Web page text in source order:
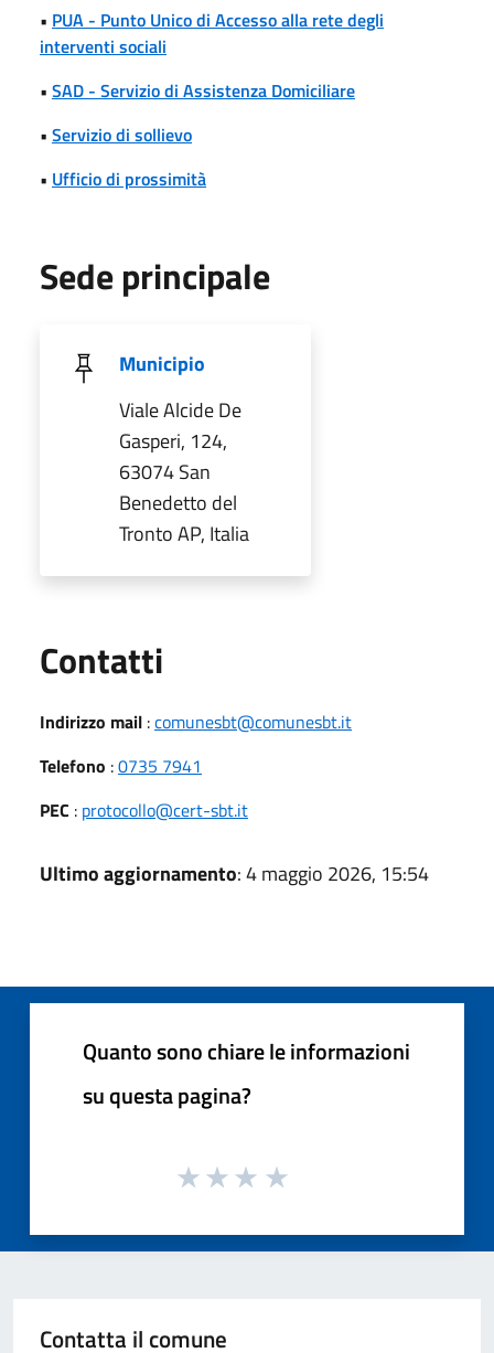
• PUA - Punto Unico di Accesso alla rete degli
interventi sociali
• SAD - Servizio di Assistenza Domiciliare
• Servizio di sollievo
• Ufficio di prossimità
Sede principale
Municipio
Viale Alcide De
Gasperi, 124,
63074 San
Benedetto del
Tronto AP, Italia
Contatti
Indirizzo mail :comunesbt@comunesbt.it
Telefono :0735 7941
PEC : protocollo@cert-sbt.it
Ultimo aggiornamento: 4 maggio 2026, 15:54
Quanto sono chiare le informazioni
su questa pagina?
Contatta il comune